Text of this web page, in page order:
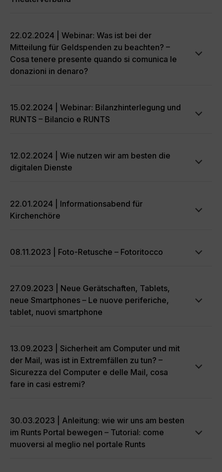
22.02.2024 | Webinar: Was ist bei der
Mitteilung für Geldspenden zu beachten? –
Cosa tenere presente quando si comunica le
donazioni in denaro?
15.02.2024 | Webinar: Bilanzhinterlegung und
RUNTS – Bilancio e RUNTS
12.02.2024 | Wie nutzen wir am besten die
digitalen Dienste
22.01.2024 | Informationsabend für
Kirchenchöre
08.11.2023 | Foto-Retusche – Fotoritocco
27.09.2023 | Neue Gerätschaften, Tablets,
neue Smartphones – Le nuove periferiche,
tablet, nuovi smartphone
13.09.2023 | Sicherheit am Computer und mit
der Mail, was ist in Extremfällen zu tun? –
Sicurezza del Computer e delle Mail, cosa
fare in casi estremi?
30.03.2023 | Anleitung: wie wir uns am besten
im Runts Portal bewegen – Tutorial: come
muoversi al meglio nel portale Runts